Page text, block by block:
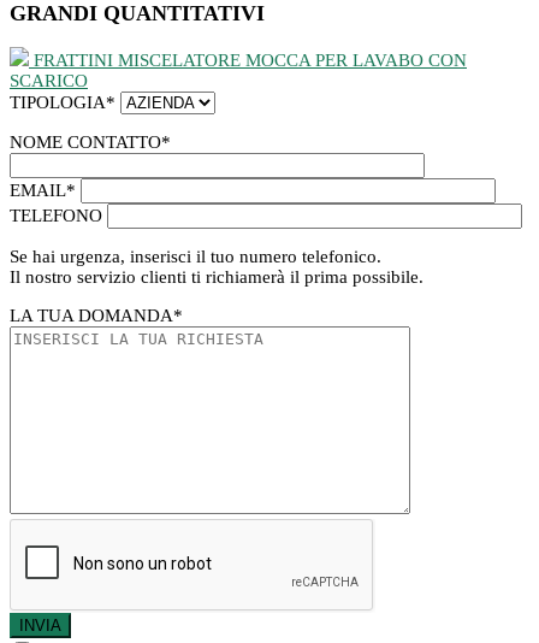
GRANDI QUANTITATIVI
FRATTINI MISCELATORE MOCCA PER LAVABO CON
SCARICO
TIPOLOGIA*
NOME CONTATTO*
EMAIL*
TELEFONO
Se hai urgenza, inserisci il tuo numero telefonico.
Il nostro servizio clienti ti richiamerà il prima possibile.
LA TUA DOMANDA*